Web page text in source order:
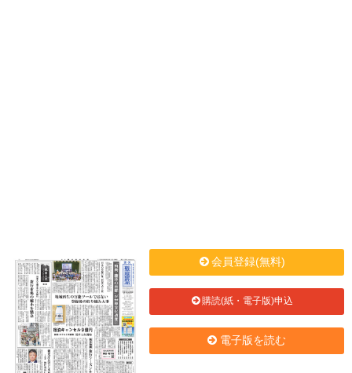
会員登録(無料)
購読(紙・電子版)申込
電子版を読む